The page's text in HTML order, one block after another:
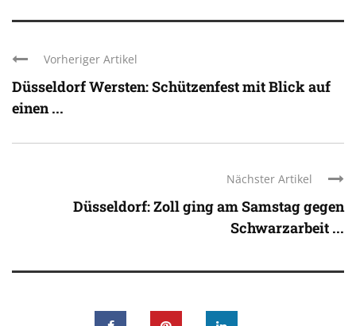
Vorheriger Artikel
Düsseldorf Wersten: Schützenfest mit Blick auf
einen ...
Nächster Artikel
Düsseldorf: Zoll ging am Samstag gegen
Schwarzarbeit ...